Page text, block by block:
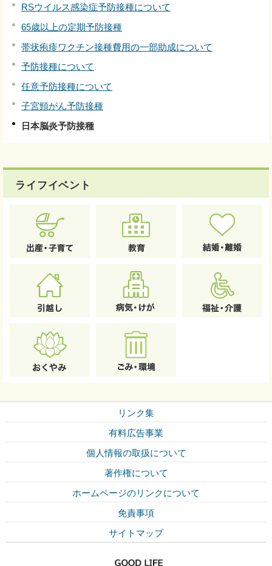
RSウイルス感染症予防接種について
65歳以上の定期予防接種
帯状疱疹ワクチン接種費用の一部助成について
予防接種について
任意予防接種について
子宮頸がん予防接種
日本脳炎予防接種
ライフイベント
リンク集
有料広告事業
個人情報の取扱について
著作権について
ホームページのリンクについて
免責事項
サイトマップ